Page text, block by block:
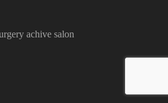
achive salon